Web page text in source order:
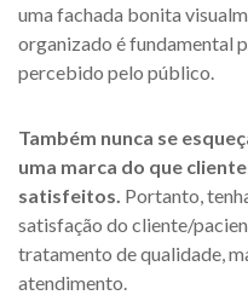
uma fachada bonita
organizado é fundamental
percebido pelo público.
Também nunca se
uma marca do que
satisfeitos. Portanto,
satisfação do cliente/
tratamento de qualidade,
atendimento.